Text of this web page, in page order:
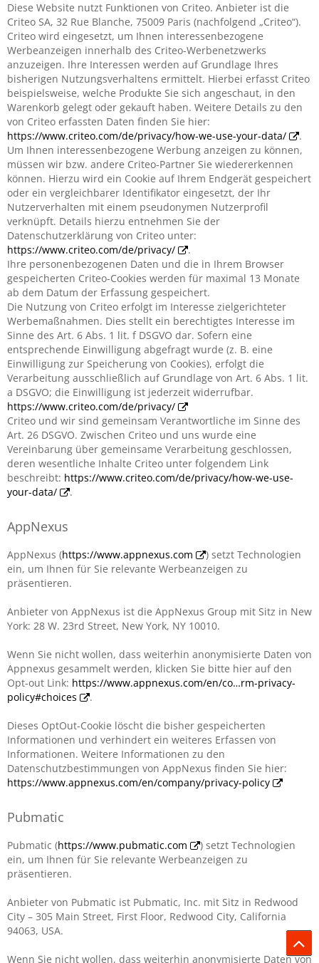
Diese Website nutzt Funktionen von Criteo. Anbieter ist die
Criteo SA, 32 Rue Blanche, 75009 Paris (nachfolgend „Criteo“).
Criteo wird eingesetzt, um Ihnen interessenbezogene
Werbeanzeigen innerhalb des Criteo-Werbenetzwerks
anzuzeigen. Ihre Interessen werden auf Grundlage Ihres
bisherigen Nutzungsverhaltens ermittelt. Hierbei erfasst Criteo
beispielsweise, welche Produkte Sie sich angeschaut, in den
Warenkorb gelegt oder gekauft haben. Weitere Details zu den
von Criteo erfassten Daten finden Sie hier:
https://www.criteo.com/de/privacy/how-we-use-your-data/
.
Um Ihnen interessenbezogene Werbung anzeigen zu können,
müssen wir bzw. andere Criteo-Partner Sie wiedererkennen
können. Hierzu wird ein Cookie auf Ihrem Endgerät gespeichert
oder ein vergleichbarer Identifikator eingesetzt, der Ihr
Nutzerverhalten mit einem pseudonymen Nutzerprofil
verknüpft. Details hierzu entnehmen Sie der
Datenschutzerklärung von Criteo unter:
https://www.criteo.com/de/privacy/
.
Ihre personenbezogenen Daten und die in Ihrem Browser
gespeicherten Criteo-Cookies werden für maximal 13 Monate
ab dem Datum der Erfassung gespeichert.
Die Nutzung von Criteo erfolgt im Interesse zielgerichteter
Werbemaßnahmen. Dies stellt ein berechtigtes Interesse im
Sinne des Art. 6 Abs. 1 lit. f DSGVO dar. Sofern eine
entsprechende Einwilligung abgefragt wurde (z. B. eine
Einwilligung zur Speicherung von Cookies), erfolgt die
Verarbeitung ausschließlich auf Grundlage von Art. 6 Abs. 1 lit.
a DSGVO; die Einwilligung ist jederzeit widerrufbar.
https://www.criteo.com/de/privacy/
Criteo und wir sind gemeinsam Verantwortliche im Sinne des
Art. 26 DSGVO. Zwischen Criteo und uns wurde eine
Vereinbarung über gemeinsame Verarbeitung geschlossen,
deren wesentliche Inhalte Criteo unter folgendem Link
beschreibt: https://www.criteo.com/de/privacy/how-we-use-
your-data/
.
AppNexus
AppNexus (https://www.appnexus.com
) setzt Technologien
ein, um Ihnen für Sie relevante Werbeanzeigen zu
präsentieren.
Anbieter von AppNexus ist die AppNexus Group mit Sitz in New
York: 28 W. 23rd Street, New York, NY 10010.
Wenn Sie nicht wollen, dass weiterhin anonymisierte Daten von
Appnexus gesammelt werden, klicken Sie bitte hier auf den
Opt-out Link: https://www.appnexus.com/en/co…rm-privacy-
policy#choices
.
Dieses OptOut-Cookie löscht die bisher gespeicherten
Informationen und verhindert ein weiteres Erfassen von
Informationen. Weitere Informationen zu den
Datenschutzbestimmungen von AppNexus finden Sie hier:
https://www.appnexus.com/en/company/privacy-policy
Pubmatic
Pubmatic (https://www.pubmatic.com
) setzt Technologien
ein, um Ihnen für Sie relevante Werbeanzeigen zu
präsentieren.
Anbieter von Pubmatic ist Pubmatic, Inc. mit Sitz in Redwood
City – 305 Main Street, First Floor, Redwood City, California
94063, USA.
Wenn Sie nicht wollen, dass weiterhin anonymisierte Daten von